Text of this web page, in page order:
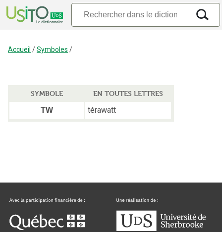
Accueil /Symboles /
SYMBOLE
EN TOUTES LETTRES
TW
térawatt